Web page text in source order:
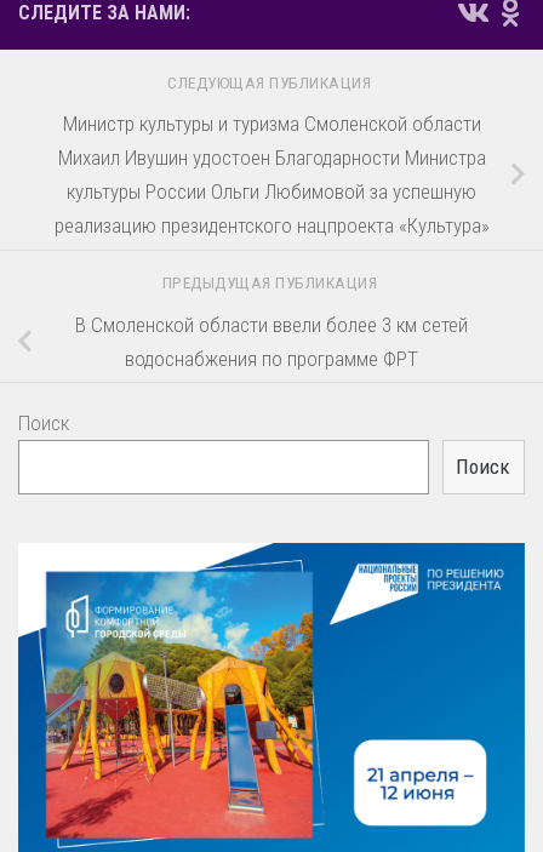
СЛЕДИТЕ ЗА НАМИ:
СЛЕДУЮЩАЯ ПУБЛИКАЦИЯ
Министр культуры и туризма Смоленской области
Михаил Ивушин удостоен Благодарности Министра
культуры России Ольги Любимовой за успешную
реализацию президентского нацпроекта «Культура»
ПРЕДЫДУЩАЯ ПУБЛИКАЦИЯ
В Смоленской области ввели более 3 км сетей
водоснабжения по программе ФРТ
Поиск
Поиск